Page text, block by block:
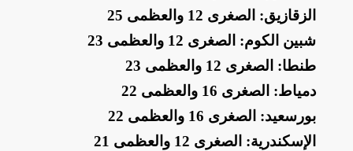
الزقازيق: الصغرى 12 والعظمى 25
شبين الكوم: الصغرى 12 والعظمى 23
طنطا: الصغرى 12 والعظمى 23
دمياط: الصغرى 16 والعظمى 22
بورسعيد: الصغرى 16 والعظمى 22
الإسكندرية: الصغرى 12 والعظمى 21